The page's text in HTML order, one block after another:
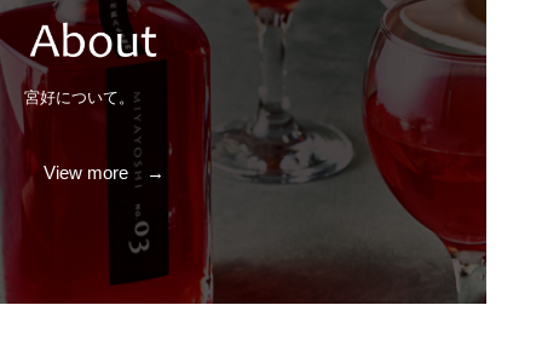
宮好について。
View more →